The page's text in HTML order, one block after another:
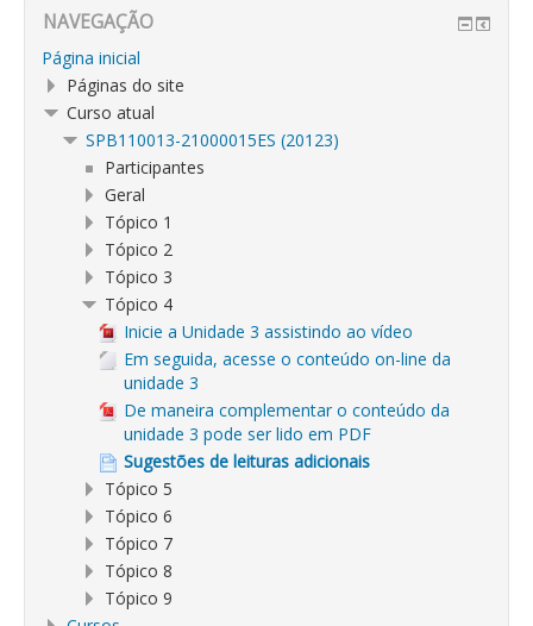
NAVEGAÇÃO
Página inicial
Páginas do site
Curso atual
SPB110013-21000015ES (20123)
Participantes
Geral
Tópico 1
Tópico 2
Tópico 3
Tópico 4
Inicie a Unidade 3 assistindo ao vídeo
Em seguida, acesse o conteúdo on-line da
unidade 3
De maneira complementar o conteúdo da
unidade 3 pode ser lido em PDF
Sugestões de leituras adicionais
Tópico 5
Tópico 6
Tópico 7
Tópico 8
Tópico 9